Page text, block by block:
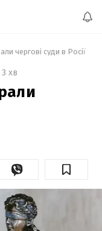
чергові суди в Росії
3 хв